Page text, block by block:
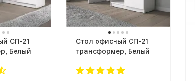
СП-21
Белый
Cтол офисный СП-21
трансформер, Белый